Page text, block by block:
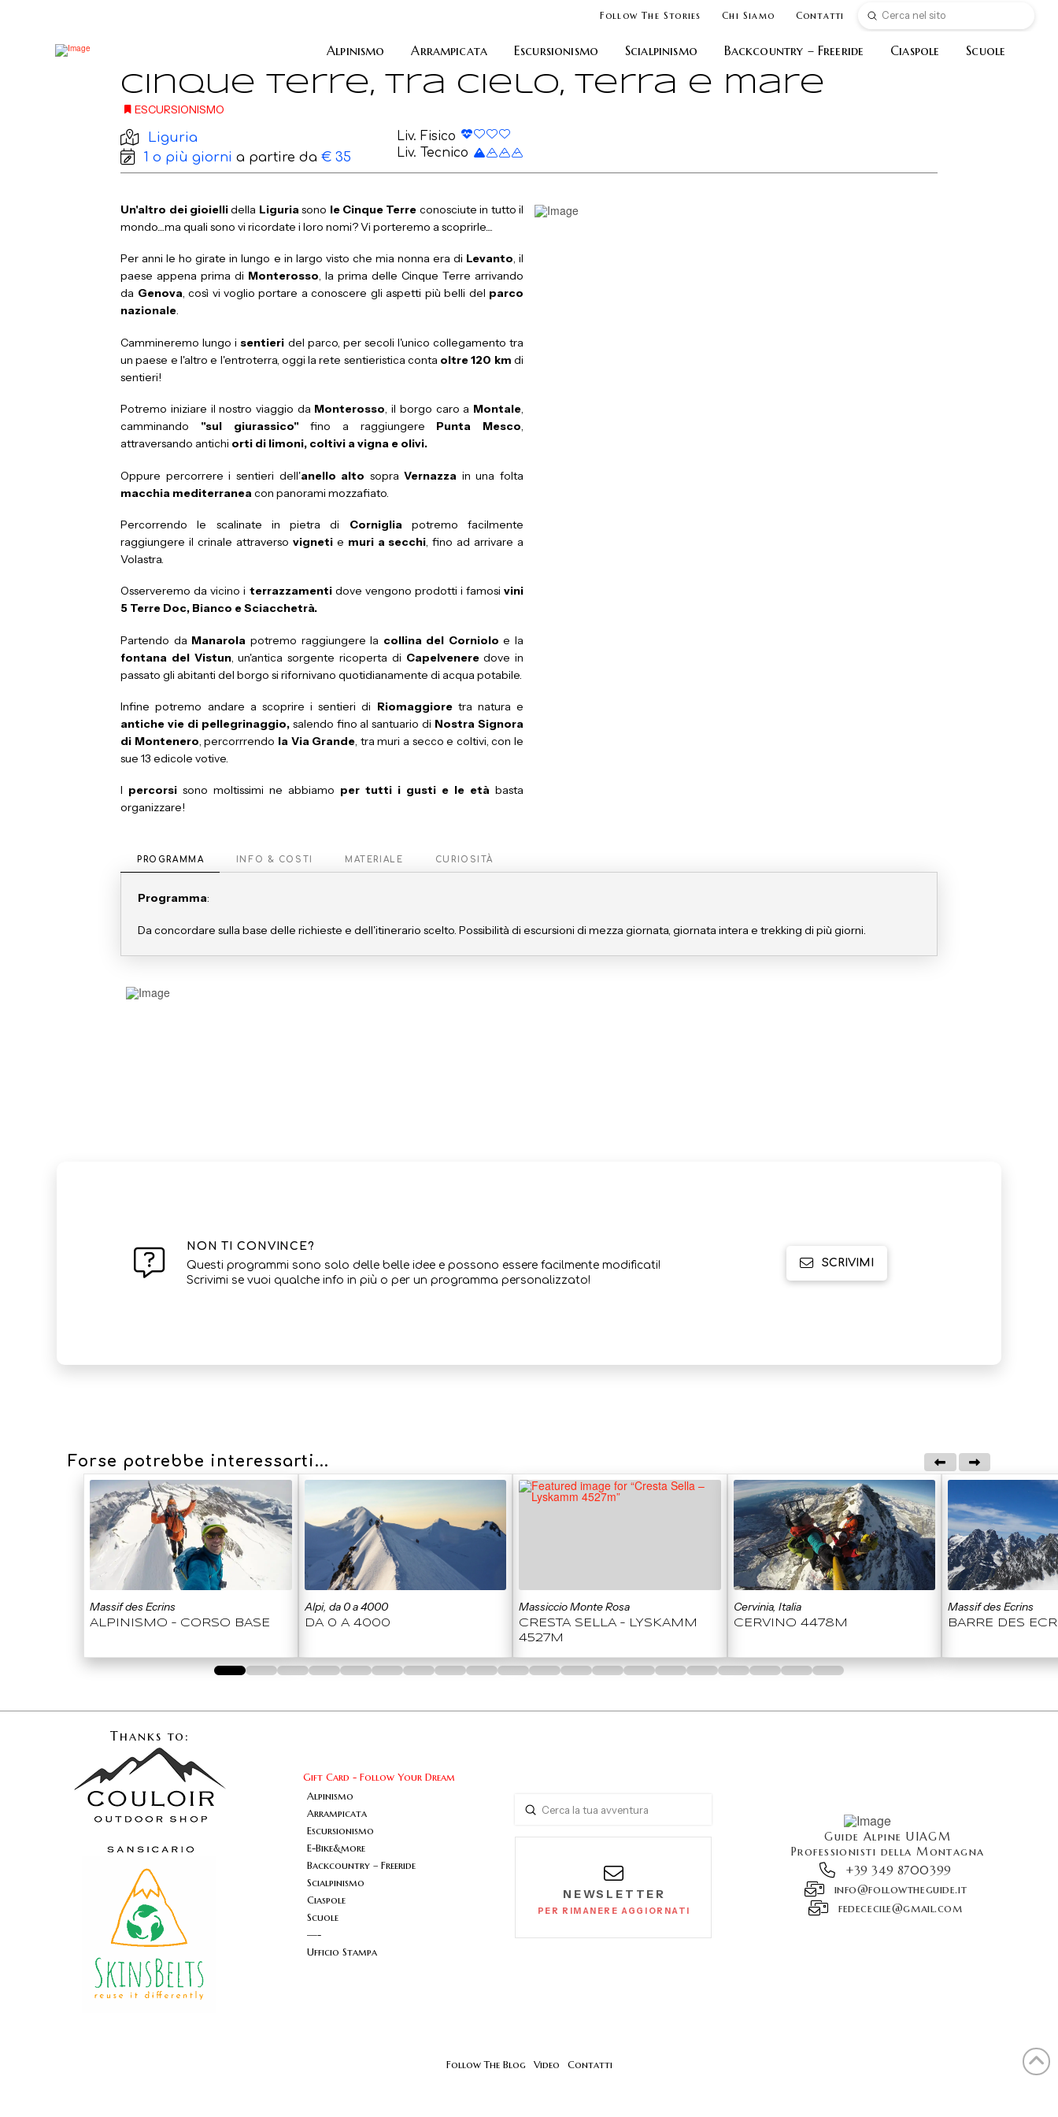
Follow The Stories Chi Siamo Contatti Search
Submit
Alpinismo Arrampicata Escursionismo Scialpinismo Backcountry – Freeride Ciaspole Scuole
Cinque Terre, tra cielo, terra e mare
ESCURSIONISMO
Liguria
1 o più giornia partire da € 35
Liv. Fisico
Liv. Tecnico
Un'altro dei gioiellidella Liguriasono le Cinque Terre conosciute in tutto il
mondo....ma quali sono vi ricordate i loro nomi? Vi porteremo a scoprirle....
Per anni le ho girate in lungo e in largo visto che mia nonna era di Levanto, il
paese appena prima di Monterosso, la prima delle Cinque Terre arrivando
da Genova, così vi voglio portare a conoscere gli aspetti più belli del parco
nazionale.
Cammineremo lungo isentieri del parco, per secoli l'unico collegamento tra
un paese e l'altro e l'entroterra, oggi la rete sentieristica conta oltre 120 km di
sentieri!
Potremo iniziare il nostro viaggio da Monterosso, il borgo caro a Montale,
camminando "sul giurassico"fino a raggiungere Punta Mesco,
attraversando antichi orti di limoni, coltivi a vigna e olivi.
Oppure percorrere i sentieri dell'anello alto sopraVernazza in una folta
macchia mediterranea con panorami mozzafiato.
Percorrendo le scalinate in pietra di Cornigliapotremo facilmente
raggiungere il crinale attraverso vignetie muri a secchi, fino ad arrivare a
Volastra.
Osserveremo da vicino i terrazzamentidove vengono prodotti i famosivini
5 Terre Doc, Bianco e Sciacchetrà.
Partendo da Manarola potremo raggiungere la collina del Corniolo e la
fontana del Vistun, un'antica sorgente ricoperta di Capelveneredove in
passato gli abitanti del borgo si rifornivano quotidianamente di acqua potabile.
Infine potremo andare a scoprire i sentieri di Riomaggioretra natura e
antiche vie di pellegrinaggio, salendo fino al santuario di Nostra Signora
di Montenero, percorrrendo la Via Grande, tra muri a secco e coltivi, con le
sue 13 edicole votive.
I percorsi sono moltissimine abbiamo per tutti i gusti e le età basta
organizzare!
PROGRAMMA INFO & COSTI MATERIALE CURIOSITÀ
Programma:
Da concordare sulla base delle richieste e dell'itinerario scelto. Possibilità di escursioni di mezza giornata, giornata intera e trekking di più giorni.
NON TI CONVINCE?
Questi programmi sono solo delle belle idee e possono essere facilmente modificati!
Scrivimi se vuoi qualche info in più o per un programma personalizzato!
SCRIVIMI
Forse potrebbe interessarti...
Massif des Ecrins
ALPINISMO – CORSO BASE
Alpi, da 0 a 4000
DA 0 A 4000
Massiccio Monte Rosa
CRESTA SELLA – LYSKAMM
4527M
Cervinia, Italia
CERVINO 4478M
Massif des Ecrins
BARRE DES
0 1 2 3 4 5 6 7 8 9 10 11 12 13 14 15 16 17 18 19
Thanks to:
Gift Card - Follow Your Dream
Alpinismo
Arrampicata
Escursionismo
E-Bike&more
Backcountry – Freeride
Scialpinismo
Ciaspole
Scuole
—-
Ufficio Stampa
Search
Submit
NEWSLETTER
PER RIMANERE AGGIORNATI
Guide Alpine UIAGM
Professionisti della Montagna
+39 349 8700399
info@followtheguide.it
fedececile@gmail.com
Follow The Blog Video Contatti